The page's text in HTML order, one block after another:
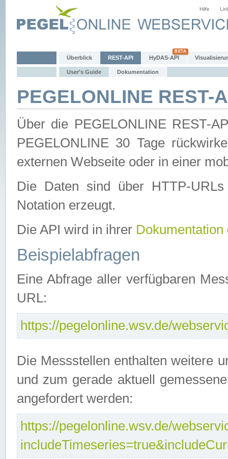
Hilfe
Überblick REST-API HyDAS-API
User's Guide Dokumentation
PEGELONLINE REST-
Über die PEGELONLINE REST-
PEGELONLINE 30 Tage
externen Webseite oder in einer
Die Daten sind über HTTP-
Notation erzeugt.
Die API wird in ihrer Dokumentation
Beispielabfragen
Eine Abfrage aller verfügbaren
URL:
https://pegelonline.wsv.de/
Die Messstellen enthalten weitere
und zum gerade aktuell
angefordert werden:
https://pegelonline.wsv.de/